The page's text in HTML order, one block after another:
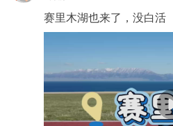
赛里木湖也来了，没白活